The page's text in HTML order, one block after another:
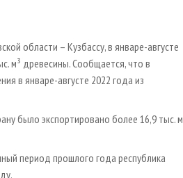
области – Кузбассу, в январе-августе
м³ древесины. Сообщается, что в
в январе-августе 2022 года из
было экспортировано более 16,9 тыс. м
период прошлого года республика